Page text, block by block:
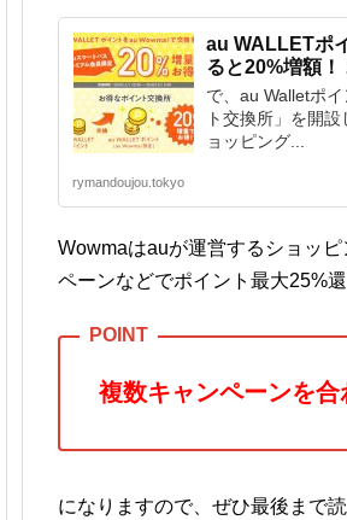
au WALLETポ
ると20%増額！
で、au Walletポ
ト交換所」を開
ョッピング...
rymandoujou.tokyo
Wowmaはauが運営するショッ
ペーンなどでポイント最大25%
複数キャンペーンを
になりますので、ぜひ最後まで